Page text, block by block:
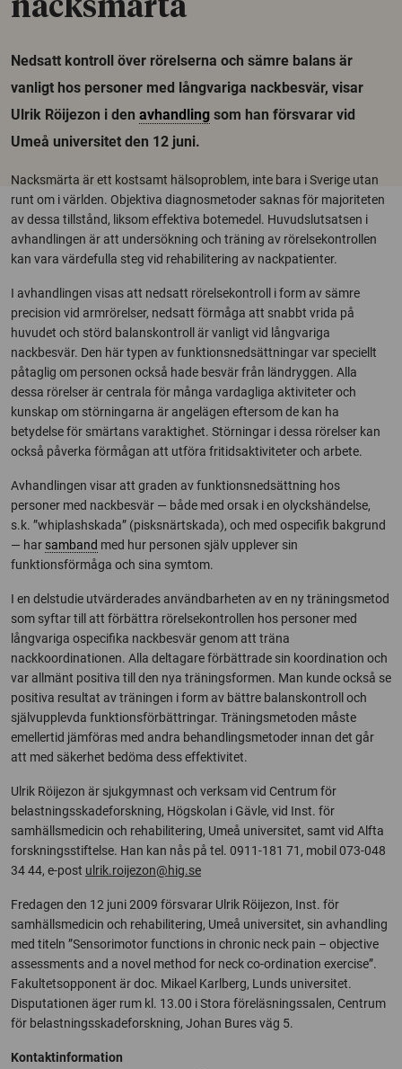
nacksmärta
Nedsatt kontroll över rörelserna och sämre balans är
vanligt hos personer med långvariga nackbesvär, visar
Ulrik Röijezon i den avhandling som han försvarar vid
Umeå universitet den 12 juni.
Nacksmärta är ett kostsamt hälsoproblem, inte bara i Sverige utan
runt om i världen. Objektiva diagnosmetoder saknas för majoriteten
av dessa tillstånd, liksom effektiva botemedel. Huvudslutsatsen i
avhandlingen är att undersökning och träning av rörelsekontrollen
kan vara värdefulla steg vid rehabilitering av nackpatienter.
I avhandlingen visas att nedsatt rörelsekontroll i form av sämre
precision vid armrörelser, nedsatt förmåga att snabbt vrida på
huvudet och störd balanskontroll är vanligt vid långvariga
nackbesvär. Den här typen av funktionsnedsättningar var speciellt
påtaglig om personen också hade besvär från ländryggen. Alla
dessa rörelser är centrala för många vardagliga aktiviteter och
kunskap om störningarna är angelägen eftersom de kan ha
betydelse för smärtans varaktighet. Störningar i dessa rörelser kan
också påverka förmågan att utföra fritidsaktiviteter och arbete.
Avhandlingen visar att graden av funktionsnedsättning hos
personer med nackbesvär — både med orsak i en olyckshändelse,
s.k. ”whiplashskada” (pisksnärtskada), och med ospecifik bakgrund
— har samband med hur personen själv upplever sin
funktionsförmåga och sina symtom.
I en delstudie utvärderades användbarheten av en ny träningsmetod
som syftar till att förbättra rörelsekontrollen hos personer med
långvariga ospecifika nackbesvär genom att träna
nackkoordinationen. Alla deltagare förbättrade sin koordination och
var allmänt positiva till den nya träningsformen. Man kunde också se
positiva resultat av träningen i form av bättre balanskontroll och
självupplevda funktionsförbättringar. Träningsmetoden måste
emellertid jämföras med andra behandlingsmetoder innan det går
att med säkerhet bedöma dess effektivitet.
Ulrik Röijezon är sjukgymnast och verksam vid Centrum för
belastningsskadeforskning, Högskolan i Gävle, vid Inst. för
samhällsmedicin och rehabilitering, Umeå universitet, samt vid Alfta
forskningsstiftelse. Han kan nås på tel. 0911-181 71, mobil 073-048
34 44, e-post ulrik.roijezon@hig.se
Fredagen den 12 juni 2009 försvarar Ulrik Röijezon, Inst. för
samhällsmedicin och rehabilitering, Umeå universitet, sin avhandling
med titeln ”Sensorimotor functions in chronic neck pain – objective
assessments and a novel method for neck co-ordination exercise”.
Fakultetsopponent är doc. Mikael Karlberg, Lunds universitet.
Disputationen äger rum kl. 13.00 i Stora föreläsningssalen, Centrum
för belastningsskadeforskning, Johan Bures väg 5.
Kontaktinformation